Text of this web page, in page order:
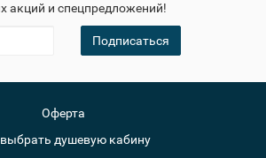
акций и спецпредложений!
Подписаться
Оферта
душевую кабину